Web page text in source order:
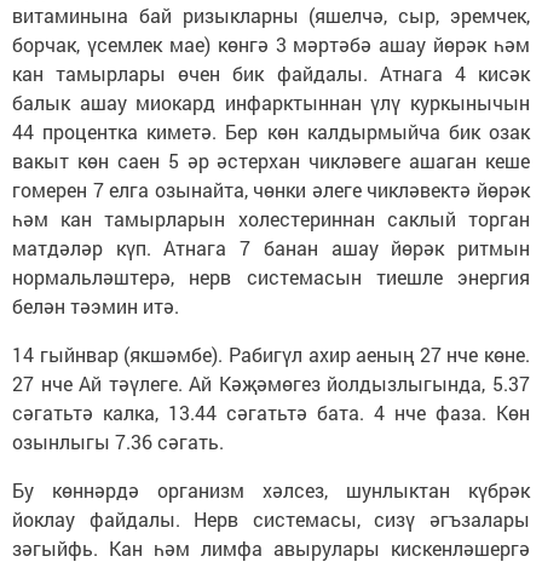
витаминына бай ризыкларны (яшелчә, сыр, эремчек,
борчак, үсемлек мае) көнгә 3 мәртәбә ашау йөрәк һәм
кан тамырлары өчен бик файдалы. Атнага 4 кисәк
балык ашау миокард инфарк­тыннан үлү куркынычын
44 процентка киметә. Бер көн калдырмыйча бик озак
вакыт көн саен 5 әр әстерхан чикләвеге ашаган кеше
гомерен 7 елга озынайта, чөнки әлеге чикләвектә йөрәк
һәм кан тамырларын холестериннан саклый торган
матдәләр күп. Атнага 7 банан ашау йөрәк ритмын
нормальләштерә, нерв системасын тиешле энергия
белән тәэмин итә.
14 гыйнвар (якшәмбе). Рабигүл ахир аеның 27 нче көне.
27 нче Ай тәүлеге. Ай Кәҗәмөгез йолдызлыгында, 5.37
сәгатьтә калка, 13.44 сәгатьтә бата. 4 нче фаза. Көн
озынлыгы 7.36 сәгать.
Бу көннәрдә организм хәлсез, шунлыктан күбрәк
йоклау файдалы. Нерв системасы, сизү әгъзалары
зәгыйфь. Кан һәм лимфа авырулары кискенләшергә